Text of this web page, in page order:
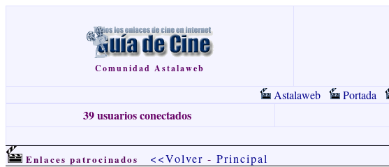
Comunidad Astalaweb
Astalaweb Portada
39 usuarios conectados
Enlaces patrocinados <<Volver - Principal